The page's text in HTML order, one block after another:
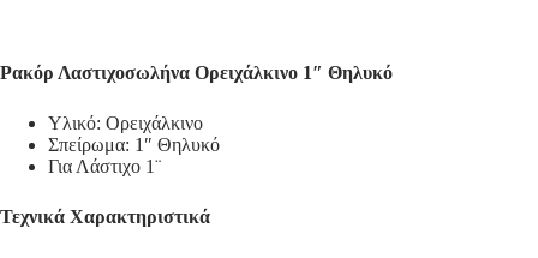
Ρακόρ Λαστιχοσωλήνα Ορειχάλκινο 1″ Θηλυκό
Υλικό: Ορειχάλκινο
Σπείρωμα: 1″ Θηλυκό
Για Λάστιχο 1¨
Τεχνικά Χαρακτηριστικά